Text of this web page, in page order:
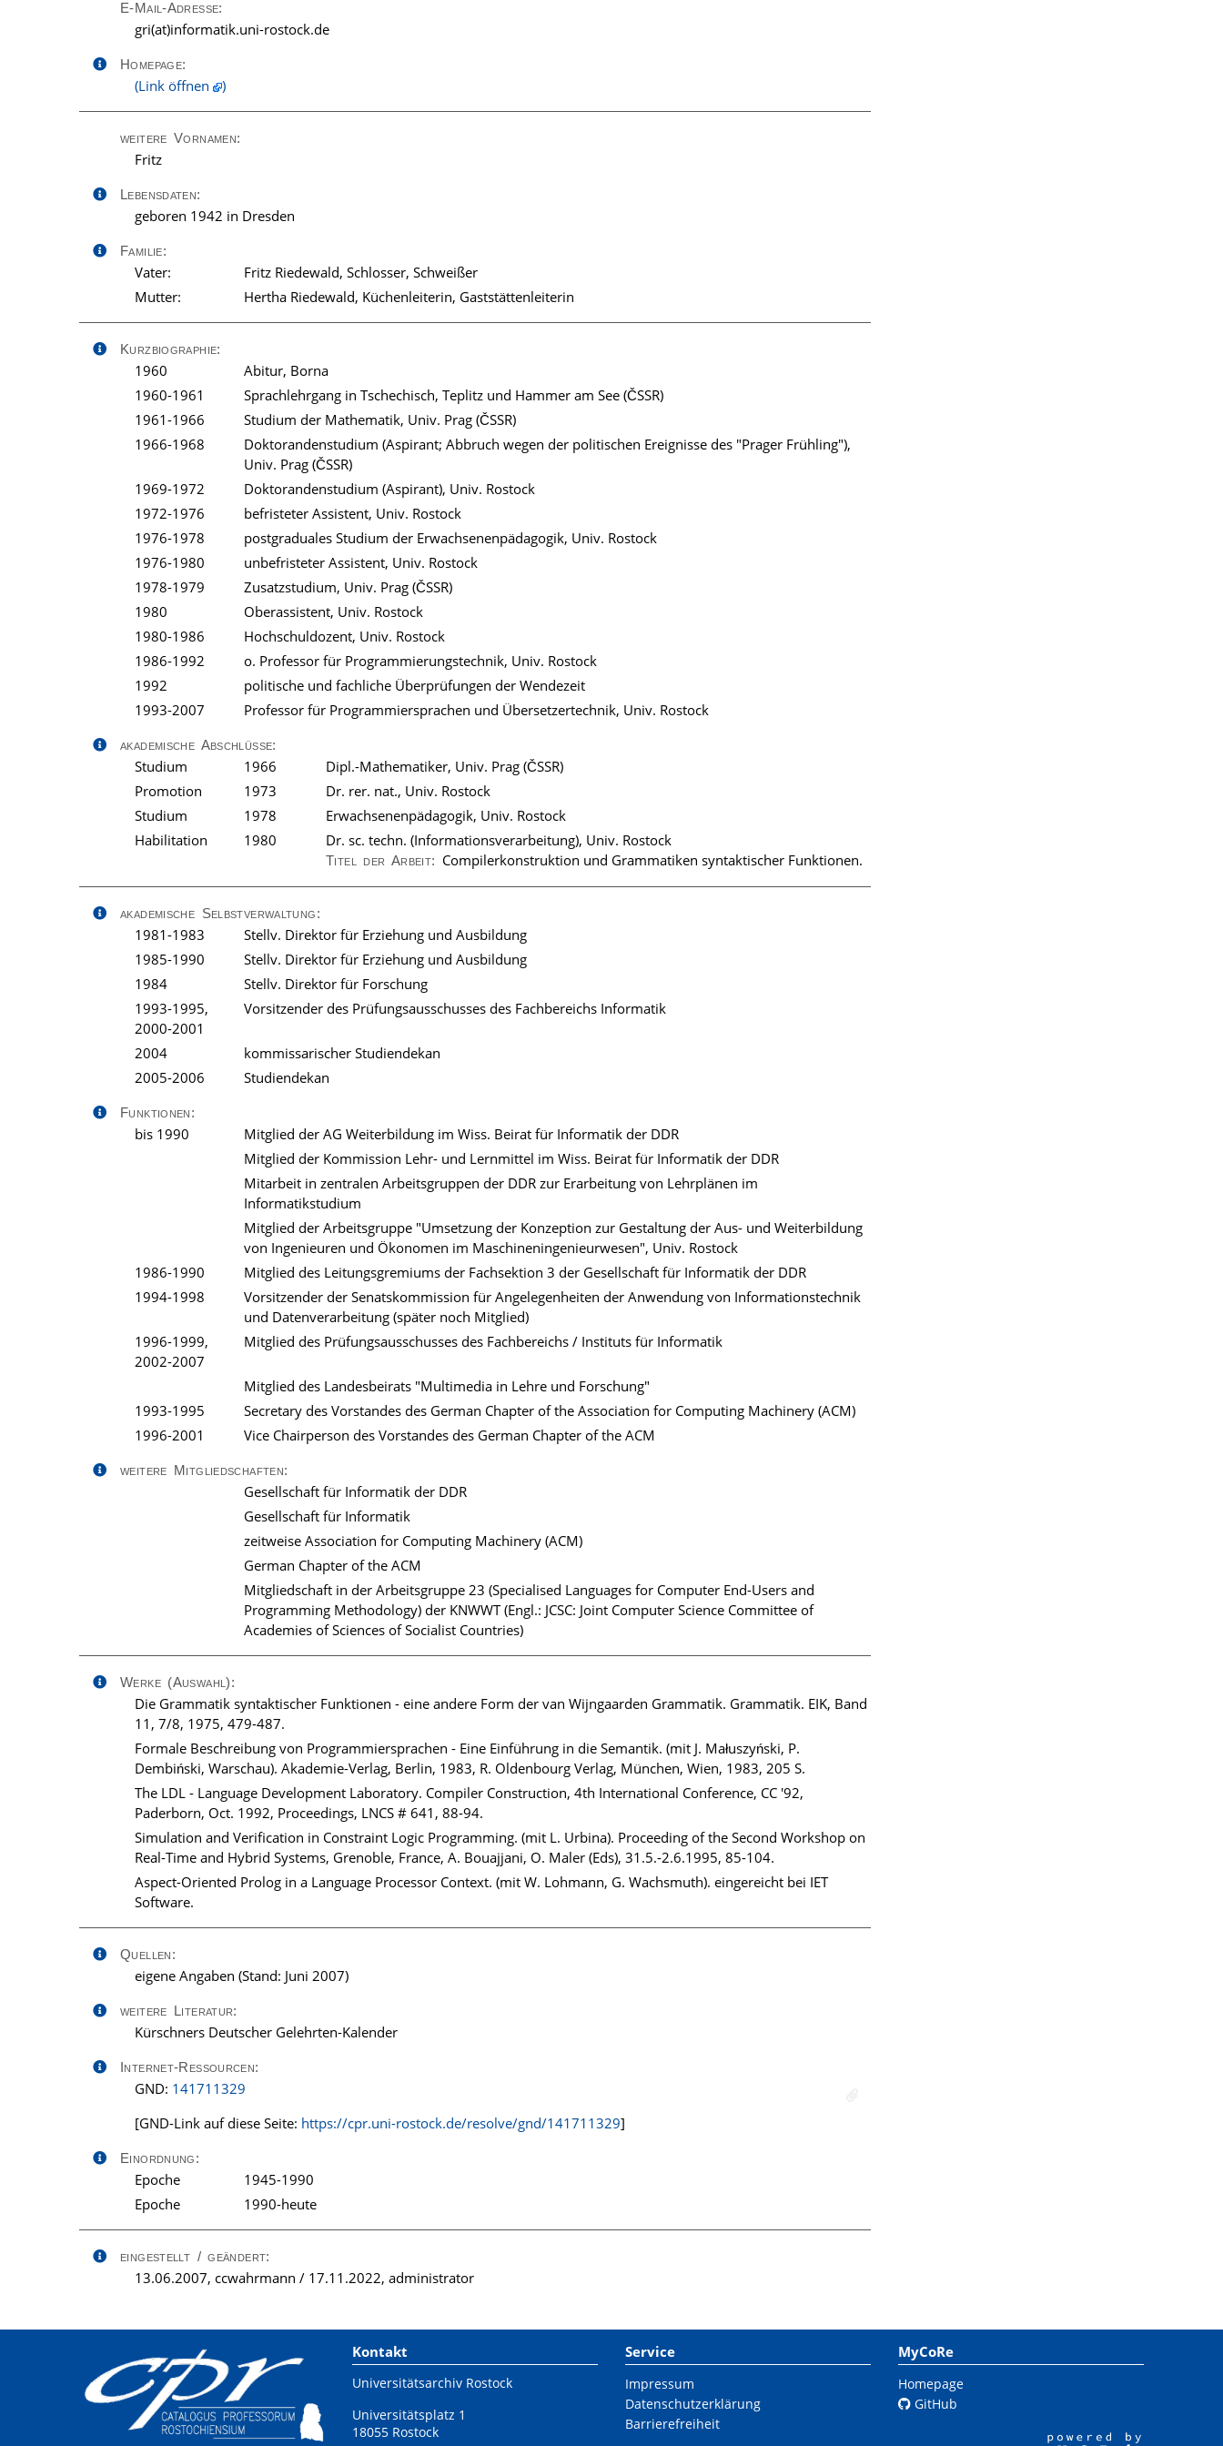
E-Mail-Adresse:
ed.kcotsor-inu.kitamrofni(ta)irg
Homepage:
(Link öffnen )
weitere Vornamen:
Fritz
Lebensdaten:
geboren 1942 in Dresden
Familie:
Vater:
Fritz Riedewald, Schlosser, Schweißer
Mutter:
Hertha Riedewald, Küchenleiterin, Gaststättenleiterin
Kurzbiographie:
1960
Abitur, Borna
1960-1961
Sprachlehrgang in Tschechisch, Teplitz und Hammer am See (ČSSR)
1961-1966
Studium der Mathematik, Univ. Prag (ČSSR)
1966-1968
Doktorandenstudium (Aspirant; Abbruch wegen der politischen Ereignisse des "Prager Frühling"),
Univ. Prag (ČSSR)
1969-1972
Doktorandenstudium (Aspirant), Univ. Rostock
1972-1976
befristeter Assistent, Univ. Rostock
1976-1978
postgraduales Studium der Erwachsenenpädagogik, Univ. Rostock
1976-1980
unbefristeter Assistent, Univ. Rostock
1978-1979
Zusatzstudium, Univ. Prag (ČSSR)
1980
Oberassistent, Univ. Rostock
1980-1986
Hochschuldozent, Univ. Rostock
1986-1992
o. Professor für Programmierungstechnik, Univ. Rostock
1992
politische und fachliche Überprüfungen der Wendezeit
1993-2007
Professor für Programmiersprachen und Übersetzertechnik, Univ. Rostock
akademische Abschlüsse:
Studium 1966
Dipl.-Mathematiker, Univ. Prag (ČSSR)
Promotion
1973
Dr. rer. nat., Univ. Rostock
Studium
1978
Erwachsenenpädagogik, Univ. Rostock
Habilitation
1980 Dr. sc. techn. (Informationsverarbeitung), Univ. Rostock
Titel der Arbeit: Compilerkonstruktion und Grammatiken syntaktischer Funktionen.
akademische Selbstverwaltung:
1981-1983
Stellv. Direktor für Erziehung und Ausbildung
1985-1990
Stellv. Direktor für Erziehung und Ausbildung
1984
Stellv. Direktor für Forschung
1993-1995,
2000-2001
Vorsitzender des Prüfungsausschusses des Fachbereichs Informatik
2004
kommissarischer Studiendekan
2005-2006
Studiendekan
Funktionen:
bis 1990
Mitglied der AG Weiterbildung im Wiss. Beirat für Informatik der DDR
Mitglied der Kommission Lehr- und Lernmittel im Wiss. Beirat für Informatik der DDR
Mitarbeit in zentralen Arbeitsgruppen der DDR zur Erarbeitung von Lehrplänen im
Informatikstudium
Mitglied der Arbeitsgruppe "Umsetzung der Konzeption zur Gestaltung der Aus- und Weiterbildung
von Ingenieuren und Ökonomen im Maschineningenieurwesen", Univ. Rostock
1986-1990
Mitglied des Leitungsgremiums der Fachsektion 3 der Gesellschaft für Informatik der DDR
1994-1998
Vorsitzender der Senatskommission für Angelegenheiten der Anwendung von Informationstechnik
und Datenverarbeitung (später noch Mitglied)
1996-1999,
2002-2007
Mitglied des Prüfungsausschusses des Fachbereichs / Instituts für Informatik
Mitglied des Landesbeirats "Multimedia in Lehre und Forschung"
1993-1995
Secretary des Vorstandes des German Chapter of the Association for Computing Machinery (ACM)
1996-2001
Vice Chairperson des Vorstandes des German Chapter of the ACM
weitere Mitgliedschaften:
Gesellschaft für Informatik der DDR
Gesellschaft für Informatik
zeitweise Association for Computing Machinery (ACM)
German Chapter of the ACM
Mitgliedschaft in der Arbeitsgruppe 23 (Specialised Languages for Computer End-Users and
Programming Methodology) der KNWWT (Engl.: JCSC: Joint Computer Science Committee of
Academies of Sciences of Socialist Countries)
Werke (Auswahl):
Die Grammatik syntaktischer Funktionen - eine andere Form der van Wijngaarden Grammatik. Grammatik. EIK, Band
11, 7/8, 1975, 479-487.
Formale Beschreibung von Programmiersprachen - Eine Einführung in die Semantik. (mit J. Małuszyński, P.
Dembiński, Warschau). Akademie-Verlag, Berlin, 1983, R. Oldenbourg Verlag, München, Wien, 1983, 205 S.
The LDL - Language Development Laboratory. Compiler Construction, 4th International Conference, CC '92,
Paderborn, Oct. 1992, Proceedings, LNCS # 641, 88-94.
Simulation and Verification in Constraint Logic Programming. (mit L. Urbina). Proceeding of the Second Workshop on
Real-Time and Hybrid Systems, Grenoble, France, A. Bouajjani, O. Maler (Eds), 31.5.-2.6.1995, 85-104.
Aspect-Oriented Prolog in a Language Processor Context. (mit W. Lohmann, G. Wachsmuth). eingereicht bei IET
Software.
Quellen:
eigene Angaben (Stand: Juni 2007)
weitere Literatur:
Kürschners Deutscher Gelehrten-Kalender
Internet-Ressourcen:
GND: 141711329
[GND-Link auf diese Seite: https://cpr.uni-rostock.de/resolve/gnd/141711329]
Einordnung:
Epoche
1945-1990
Epoche
1990-heute
eingestellt / geändert:
13.06.2007, ccwahrmann / 17.11.2022, administrator
Kontakt
Universitätsarchiv Rostock
Universitätsplatz 1
18055 Rostock
Service
Impressum
Datenschutzerklärung
Barrierefreiheit
MyCoRe
Homepage
GitHub